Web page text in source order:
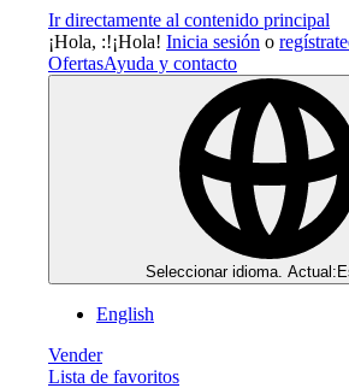
Ir directamente al contenido principal
¡Hola, :!¡Hola! Inicia sesión o regístrate
OfertasAyuda y contacto
Seleccionar idioma. Actual:
English
Vender
Lista de favoritos